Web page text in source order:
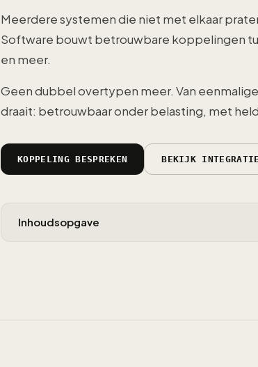
Meerdere systemen die niet met elkaar
Software bouwt betrouwbare koppelingen
en meer.
Geen dubbel overtypen meer. Van
draait: betrouwbaar onder belasting, met
KOPPELING BESPREKEN BEKIJK
Inhoudsopgave